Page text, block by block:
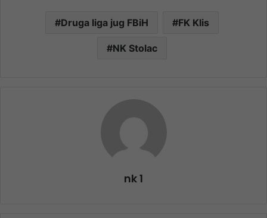
Druga liga jug FBiH FK Klis
NK Stolac
nk 1